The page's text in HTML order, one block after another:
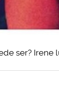
ser? Irene